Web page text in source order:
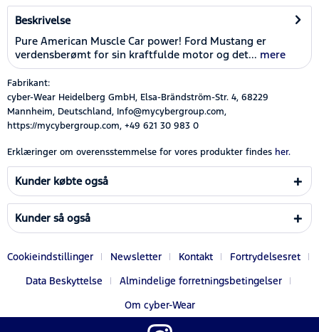
Beskrivelse
Pure American Muscle Car power! Ford Mustang er
verdensberømt for sin kraftfulde motor og det... mere
Fabrikant:
cyber-Wear Heidelberg GmbH, Elsa-Brändström-Str. 4, 68229
Mannheim, Deutschland, Info@mycybergroup.com,
https://mycybergroup.com, +49 621 30 983 0
Erklæringer om overensstemmelse for vores produkter findes her.
Kunder købte også
Kunder så også
Cookieindstillinger Newsletter Kontakt
Fortrydelsesret
Data Beskyttelse
Almindelige forretningsbetingelser
Om cyber-Wear